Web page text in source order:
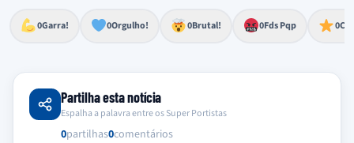
0Garra!
Esforço, determinação, aprovação forte
0Orgulho!
Lealdade, amor clubístico, sentimento profundo
0Brutal!
Impressionante, chocante, de grande impacto 0Fds Pqp
Reação de desespero, raiva, frustração ou espanto extremo 0
Excelência, destaque, o melhor
Partilha esta notícia
Espalha a palavra entre os Super Portistas
0partilhas0comentários